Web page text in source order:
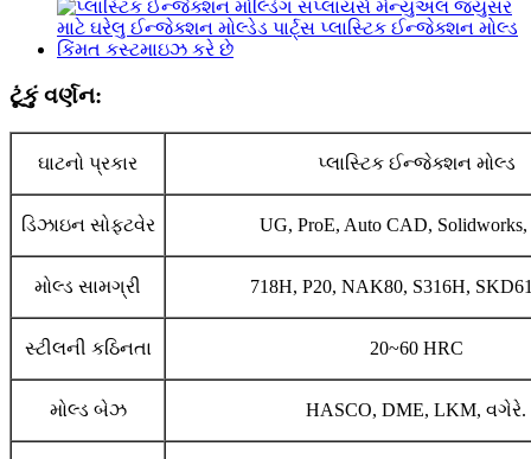
ટૂંકું વર્ણન:
ઘાટનો પ્રકાર પ્લાસ્ટિક ઈન્જેક્શન મોલ્ડ
ડિઝાઇન સોફ્ટવેર UG, ProE, Auto CAD,
મોલ્ડ સામગ્રી 718H, P20, NAK80, S316H,
સ્ટીલની કઠિનતા 20~60 HRC
મોલ્ડ બેઝ HASCO, DME, LKM, વગેરે.